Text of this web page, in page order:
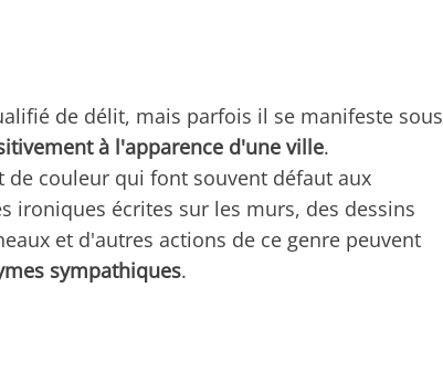
de délit, mais parfois il se manifeste sous
à l'apparence d'une ville.
couleur qui font souvent défaut aux
ironiques écrites sur les murs, des dessins
et d'autres actions de ce genre peuvent
sympathiques.